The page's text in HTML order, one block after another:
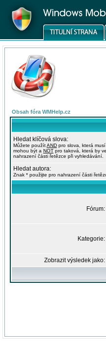
Obsah fóra WMHelp.cz
Hledat klíčová slova:
Můžete použítAND pro slova, která
mohou být a NOT pro taková, která by
nahrazení části řetězce při vyhledávání.
Hledat autora:
Znak * použijte pro nahrazení části
Fórum:
Kategorie:
Zobrazit výsledek jako: